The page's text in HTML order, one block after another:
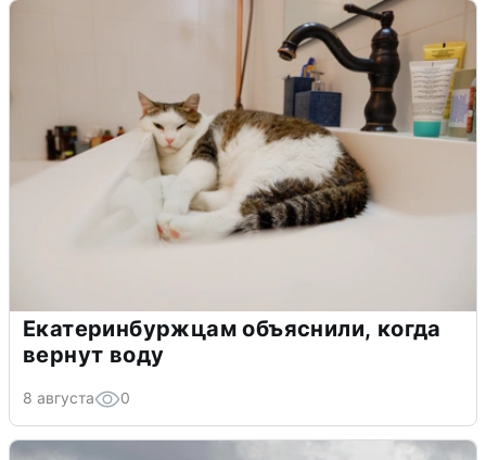
Екатеринбуржцам объяснили, когда
вернут воду
8 августа 0